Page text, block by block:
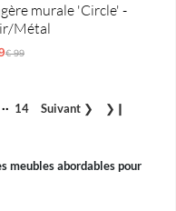
murale 'Circle' -
Métal
Prix régulier:
€ 99
.. 14 Suivant ❯ ❯❙
meubles abordables pour